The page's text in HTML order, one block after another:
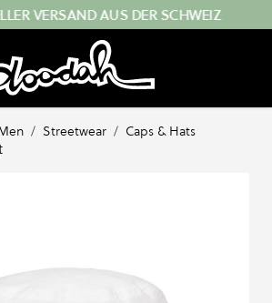
VERSAND AUS DER SCHWEIZ
/ Streetwear / Caps & Hats